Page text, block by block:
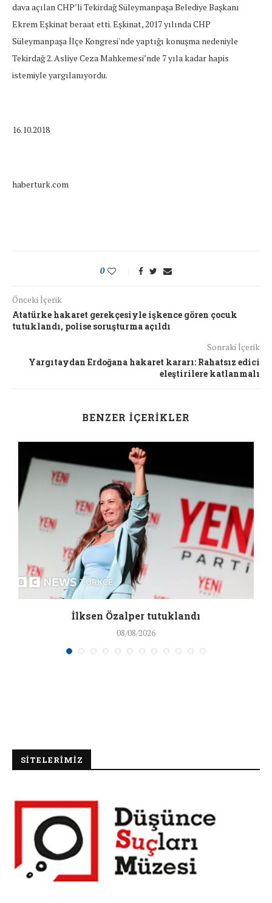
dava açılan CHP’li Tekirdağ Süleymanpaşa Belediye Başkanı
Ekrem Eşkinat beraat etti. Eşkinat, 2017 yılında CHP
Süleymanpaşa İlçe Kongresi'nde yaptığı konuşma nedeniyle
Tekirdağ 2. Asliye Ceza Mahkemesi’nde 7 yıla kadar hapis
istemiyle yargılanıyordu.
16.10.2018
haberturk.com
0
Önceki İçerik
Atatürke hakaret gerekçesiyle işkence gören çocuk
tutuklandı, polise soruşturma açıldı
Sonraki İçerik
Yargıtaydan Erdoğana hakaret kararı: Rahatsız edici
eleştirilere katlanmalı
BENZER İÇERIKLER
İlksen Özalper tutuklandı
08/08/2026
SİTELERİMİZ